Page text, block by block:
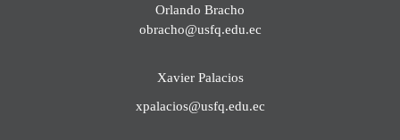
Orlando Bracho
obracho@usfq.edu.ec
Xavier Palacios
xpalacios@usfq.edu.ec